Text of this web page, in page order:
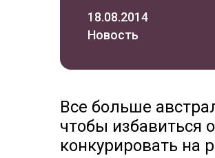
18.08.2014
Новость
Все больше
чтобы избавиться
конкурировать на